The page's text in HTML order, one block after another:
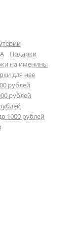
Подарки
на именины
для нее
рублей
рублей
1000 рублей